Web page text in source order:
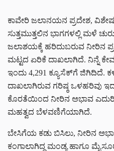
ಕಾವೇರಿ ಜಲಾನಯನ ಪ್ರದೇಶ,
ಸುತ್ತಮುತ್ತಲಿನ ಭಾಗಗಳಲ್ಲಿ ಮಳೆ
ಜಲಾಶಯಕ್ಕೆ ಹರಿದುಬರುವ ನೀರಿನ
ಮಟ್ಟದ ಏರಿಕೆ ದಾಖಲಾಗಿದೆ. ನಿನ್ನೆ
ಇಂದು 4,291 ಕ್ಯೂಸೆಕ್‌ಗೆ ಜಿಗಿದಿದೆ.
ದಾಖಲಾಗಿರುವ ಗರಿಷ್ಠ ಒಳಹರಿವು
ಕೊರತೆಯಿಂದ ನೀರಿನ ಅಭಾವ
ಮಹತ್ವದ ಬೆಳವಣಿಗೆಯಾಗಿದೆ.
ಬೇಸಿಗೆಯ ಕಡು ಬಿಸಿಲು, ನೀರಿನ
ಕಂಗಾಲಾಗಿದ್ದ ಮಂಡ್ಯ ಹಾಗೂ